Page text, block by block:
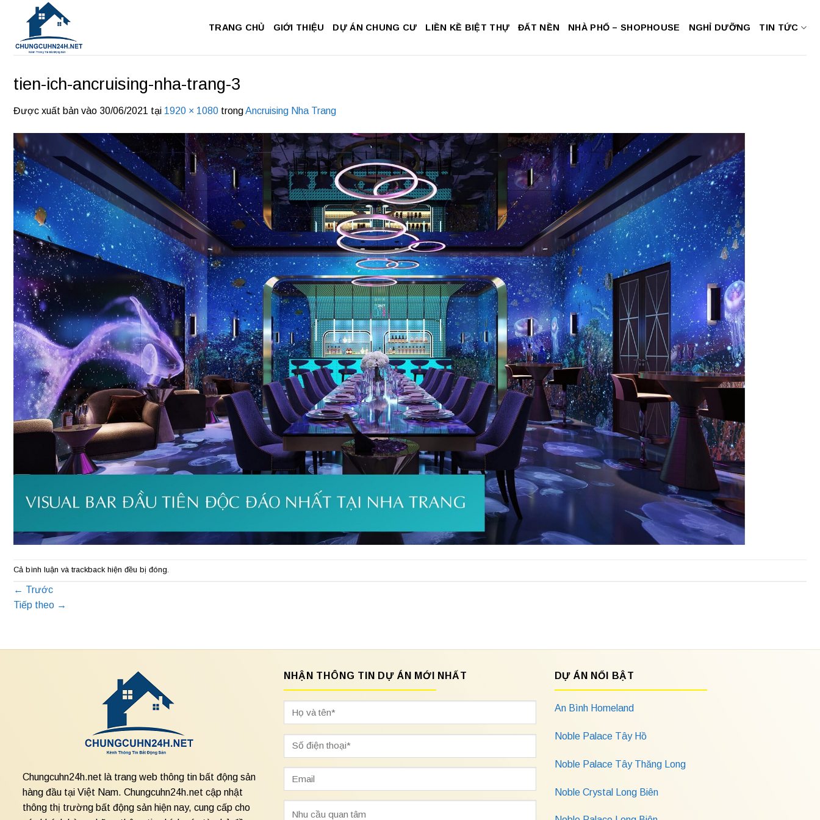
dung
TRANG CHỦ GIỚI THIỆU DỰ ÁN CHUNG CƯ LIỀN KỀ BIỆT THỰ ĐẤT NỀN NHÀ PHỐ – SHOPHOUSE NGHỈ DƯỠNG TIN TỨC
tien-ich-ancruising-nha-trang-3
Được xuất bản vào 30/06/2021 tại 1920 × 1080 trongAncruising Nha Trang
Cả bình luận và trackback hiện đều bị đóng.
← Trước
Tiếp theo →
Chungcuhn24h.net là trang web thông tin bất động sản
hàng đầu tại Việt Nam. Chungcuhn24h.net cập nhật
thông thị trường bất động sản hiện nay, cung cấp cho
NHẬN THÔNG TIN DỰ ÁN MỚI NHẤT DỰ ÁN NỔI BẬT
An Bình Homeland
Noble Palace Tây Hồ
Noble Palace Tây Thăng Long
Noble Crystal Long Biên